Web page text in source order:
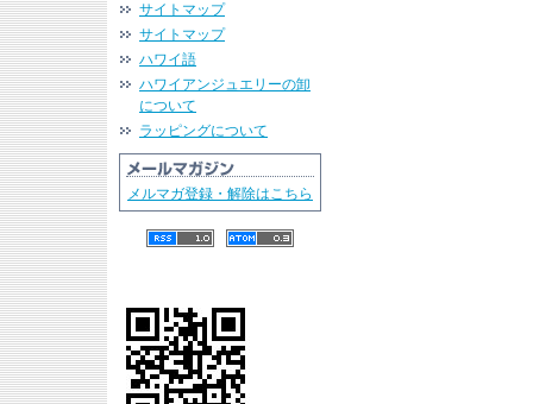
サイトマップ
サイトマップ
ハワイ語
ハワイアンジュエリーの卸
について
ラッピングについて
メルマガ登録・解除はこちら